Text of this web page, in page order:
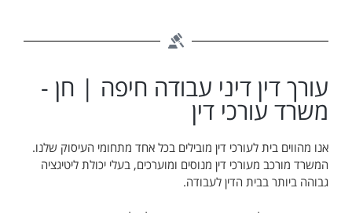
עורך דין דיני עבודה חיפה | חן -
משרד עורכי דין
אנו מהווים בית לעורכי דין מובילים בכל אחד מתחומי העיסוק שלנו.
המשרד מורכב מעורכי דין מנוסים ומוערכים, בעלי יכולת ליטיגציה
גבוהה ביותר בבית הדין לעבודה.